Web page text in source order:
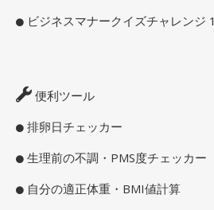
ビジネスマナークイズチャレンジ 1
便利ツール
排卵日チェッカー
生理前の不調・PMS度チェッカー
自分の適正体重・BMI値計算